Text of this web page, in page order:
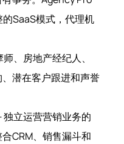
SaaS模式，代理机
、房地产经纪人、
潜在客户跟进和声誉
独立运营营销业务的
CRM、销售漏斗和